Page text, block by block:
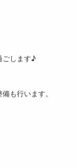
ごします♪
も行います。